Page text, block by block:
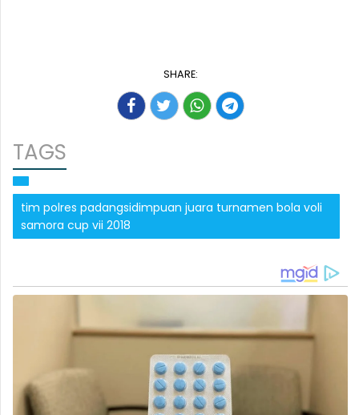
SHARE:
TAGS
tim polres padangsidimpuan juara turnamen bola voli
samora cup vii 2018